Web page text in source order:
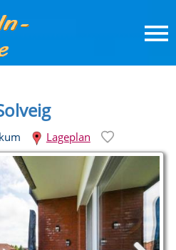
Lageplan